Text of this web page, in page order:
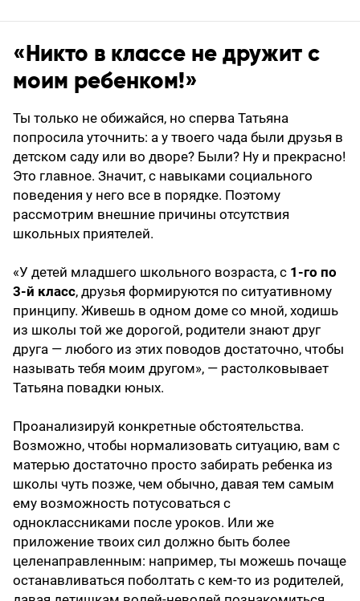
«Никто в классе не дружит с
моим ребенком!»
Ты только не обижайся, но сперва Татьяна
попросила уточнить: а у твоего чада были друзья в
детском саду или во дворе? Были? Ну и прекрасно!
Это главное. Значит, с навыками социального
поведения у него все в порядке. Поэтому
рассмотрим внешние причины отсутствия
школьных приятелей.
«У детей младшего школьного возраста, с 1-го по
3-й класс, друзья формируются по ситуативному
принципу. Живешь в одном доме со мной, ходишь
из школы той же дорогой, родители знают друг
друга — любого из этих поводов достаточно, чтобы
называть тебя моим другом», — растолковывает
Татьяна повадки юных.
Проанализируй конкретные обстоятельства.
Возможно, чтобы нормализовать ситуацию, вам с
матерью достаточно просто забирать ребенка из
школы чуть позже, чем обычно, давая тем самым
ему возможность потусоваться с
одноклассниками после уроков. Или же
приложение твоих сил должно быть более
целенаправленным: например, ты можешь почаще
останавливаться поболтать с кем-то из родителей,